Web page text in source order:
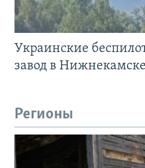
Украинские
завод в Нижнекамске
Регионы